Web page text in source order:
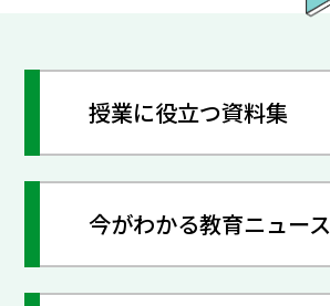
授業に役立つ資料集
今がわかる教育ニュース